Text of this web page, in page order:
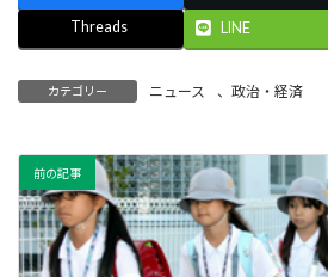
Threads LINE
カテゴリー ニュース 、 政治・経済
前の記事